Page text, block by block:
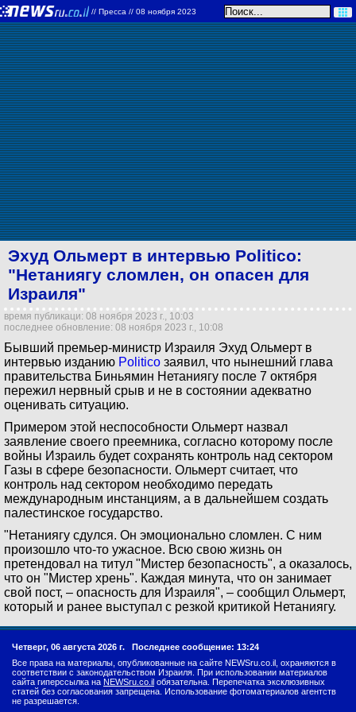
// Пресса // 08 ноября 2023
Эхуд Ольмерт в интервью Politico:
"Нетаниягу сломлен, он опасен для
Израиля"
время публикаци: 08 ноября 2023 г., 10:03
последнее обновление: 08 ноября 2023 г., 10:08
Бывший премьер-министр Израиля Эхуд Ольмерт в
интервью изданию Politico заявил, что нынешний глава
правительства Биньямин Нетаниягу после 7 октября
пережил нервный срыв и не в состоянии адекватно
оценивать ситуацию.
Примером этой неспособности Ольмерт назвал
заявление своего преемника, согласно которому после
войны Израиль будет сохранять контроль над сектором
Газы в сфере безопасности. Ольмерт считает, что
контроль над сектором необходимо передать
международным инстанциям, а в дальнейшем создать
палестинское государство.
"Нетаниягу сдулся. Он эмоционально сломлен. С ним
произошло что-то ужасное. Всю свою жизнь он
претендовал на титул "Мистер безопасность", а оказалось,
что он "Мистер хрень". Каждая минута, что он занимает
свой пост, – опасность для Израиля", – сообщил Ольмерт,
который и ранее выступал с резкой критикой Нетаниягу.
Четверг, 06 августа 2026 г. Последнее сообщение: 13:24
Все права на материалы, опубликованные на сайте NEWSru.co.il, охраняются в
соответствии с законодательством Израиля. При использовании материалов
сайта гиперссылка на NEWSru.co.il обязательна. Перепечатка эксклюзивных
статей без согласования запрещена. Использование фотоматериалов агентств
не разрешается.